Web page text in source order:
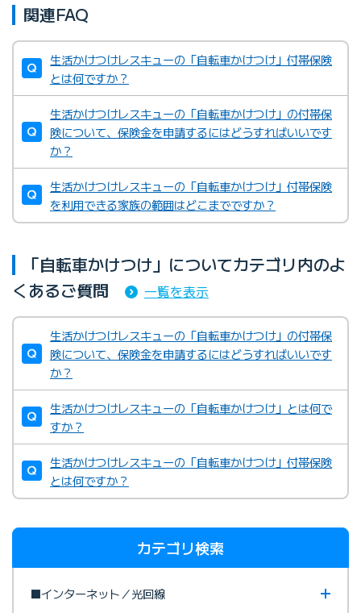
関連FAQ
生活かけつけレスキューの「自転車かけつけ」付帯保険
とは何ですか？
生活かけつけレスキューの「自転車かけつけ」の付帯保
険について、保険金を申請するにはどうすればいいです
か？
生活かけつけレスキューの「自転車かけつけ」付帯保険
を利用できる家族の範囲はどこまでですか？
「自転車かけつけ」についてカテゴリ内のよ
くあるご質問
一覧を表示
生活かけつけレスキューの「自転車かけつけ」の付帯保
険について、保険金を申請するにはどうすればいいです
か？
生活かけつけレスキューの「自転車かけつけ」とは何で
すか？
生活かけつけレスキューの「自転車かけつけ」付帯保険
とは何ですか？
カテゴリ検索
■インターネット／光回線